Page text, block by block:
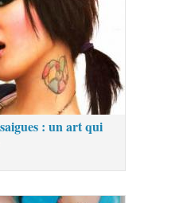
: un art qui